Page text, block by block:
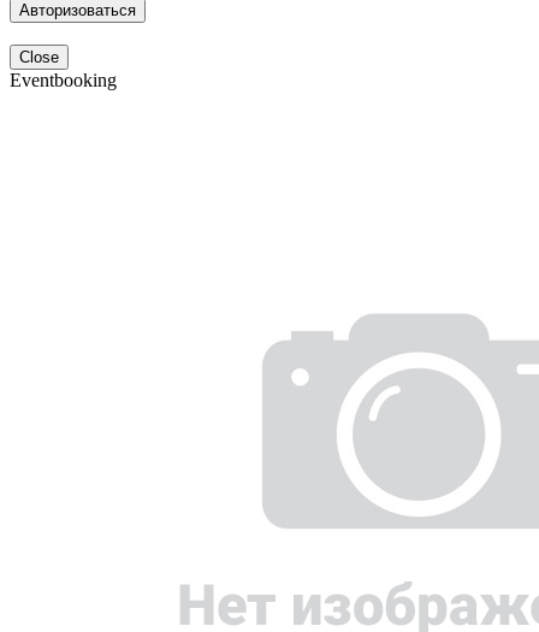
Авторизоваться
Close
Eventbooking